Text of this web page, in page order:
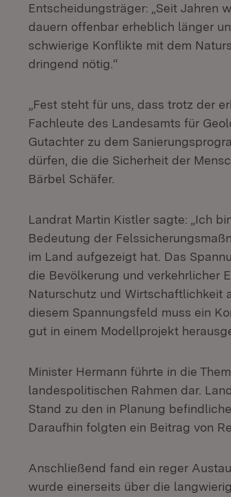
Entscheidungsträger: „Seit Jahren
dauern offenbar erheblich länger
schwierige Konflikte mit dem
dringend nötig.“
„Fest steht für uns, dass trotz der
Fachleute des Landesamts für
Gutachter zu dem
dürfen, die die Sicherheit der
Bärbel Schäfer.
Landrat Martin Kistler sagte: „Ich
Bedeutung der
im Land aufgezeigt hat. Das
die Bevölkerung und verkehrlicher
Naturschutz und Wirtschaftlichkeit
diesem Spannungsfeld muss ein
gut in einem Modellprojekt
Minister Hermann führte in die
landespolitischen Rahmen dar.
Stand zu den in Planung
Daraufhin folgten ein Beitrag von
Anschließend fand ein reger
wurde einerseits über die